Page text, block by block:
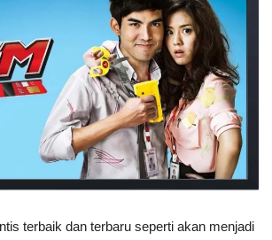
terbaik dan terbaru seperti akan menjadi